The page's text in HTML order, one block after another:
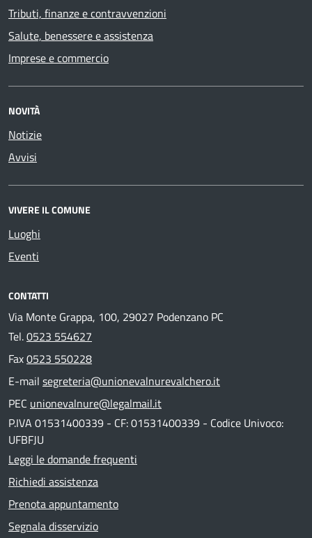
Tributi, finanze e contravvenzioni
Salute, benessere e assistenza
Imprese e commercio
NOVITÀ
Notizie
Avvisi
VIVERE IL COMUNE
Luoghi
Eventi
CONTATTI
Via Monte Grappa, 100, 29027 Podenzano PC
Tel.0523 554627
Fax0523 550228
E-mail segreteria@unionevalnurevalchero.it
PEC unionevalnure@legalmail.it
P.IVA 01531400339 - CF: 01531400339 - Codice Univoco:
UFBFJU
Leggi le domande frequenti
Richiedi assistenza
Prenota appuntamento
Segnala disservizio